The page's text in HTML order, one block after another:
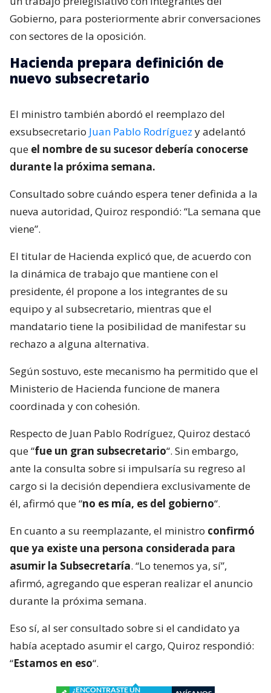
Gobierno, para posteriormente abrir conversaciones
con sectores de la oposición.
Hacienda prepara definición de
nuevo subsecretario
El ministro también abordó el reemplazo del
exsubsecretario Juan Pablo Rodríguez y adelantó
que el nombre de su sucesor debería conocerse
durante la próxima semana.
Consultado sobre cuándo espera tener definida a la
nueva autoridad, Quiroz respondió: “La semana que
viene”.
El titular de Hacienda explicó que, de acuerdo con
la dinámica de trabajo que mantiene con el
presidente, él propone a los integrantes de su
equipo y al subsecretario, mientras que el
mandatario tiene la posibilidad de manifestar su
rechazo a alguna alternativa.
Según sostuvo, este mecanismo ha permitido que el
Ministerio de Hacienda funcione de manera
coordinada y con cohesión.
Respecto de Juan Pablo Rodríguez, Quiroz destacó
que “fue un gran subsecretario“. Sin embargo,
ante la consulta sobre si impulsaría su regreso al
cargo si la decisión dependiera exclusivamente de
él, afirmó que “no es mía, es del gobierno“.
En cuanto a su reemplazante, el ministro confirmó
que ya existe una persona considerada para
asumir la Subsecretaría. “Lo tenemos ya, sí”,
afirmó, agregando que esperan realizar el anuncio
durante la próxima semana.
Eso sí, al ser consultado sobre si el candidato ya
había aceptado asumir el cargo, Quiroz respondió:
“Estamos en eso“.
¿ENCONTRASTE UN